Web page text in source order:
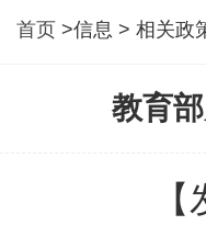
首页 >信息 > 相关政
教育